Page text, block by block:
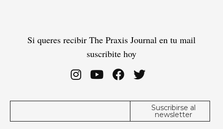
Si queres recibir The Praxis Journal en tu mail
suscribite hoy